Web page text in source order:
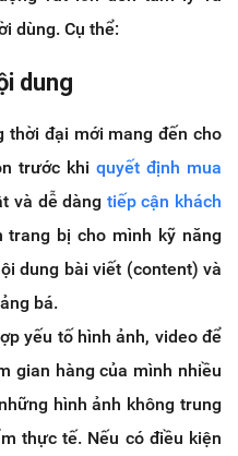
dùng. Cụ thể:
dung
thời đại mới mang đến cho
trước khi quyết định mua
và dễ dàng tiếp cận khách
trang bị cho mình kỹ năng
dung bài viết (content) và
bá.
yếu tố hình ảnh, video để
gian hàng của mình nhiều
hình ảnh không trung
thực tế. Nếu có điều kiện